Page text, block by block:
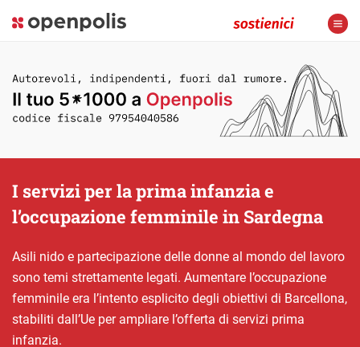
I servizi per la prima infanzia e
l’occupazione femminile in Sardegna
Asili nido e partecipazione delle donne al mondo del lavoro
sono temi strettamente legati. Aumentare l’occupazione
femminile era l’intento esplicito degli obiettivi di Barcellona,
stabiliti dall’Ue per ampliare l’offerta di servizi prima
infanzia.